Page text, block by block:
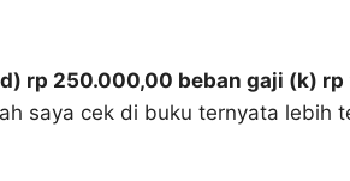
rp 250.000,00 beban gaji (k)
saya cek di buku ternyata lebih